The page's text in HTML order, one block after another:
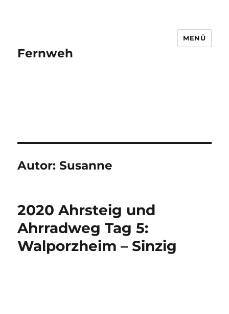
Fernweh
MENÜ
Autor:Susanne
2020 Ahrsteig und
Ahrradweg Tag 5:
Walporzheim – Sinzig